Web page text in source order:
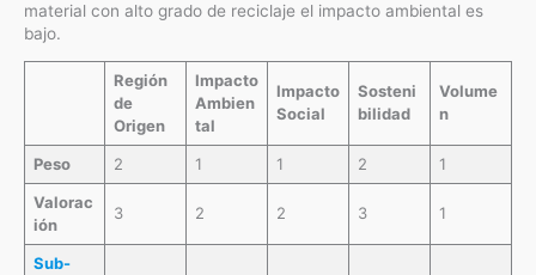
material con alto grado de reciclaje el impacto ambiental es
bajo.
Región
de
Origen
Impacto
Ambien
tal
Impacto
Social
Sosteni
bilidad
Volume
n
Peso 2 1 1 2
1
Valorac
ión
3 2 2 3 1
Sub-